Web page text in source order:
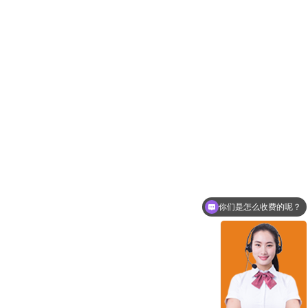
你们是怎么收费的呢？